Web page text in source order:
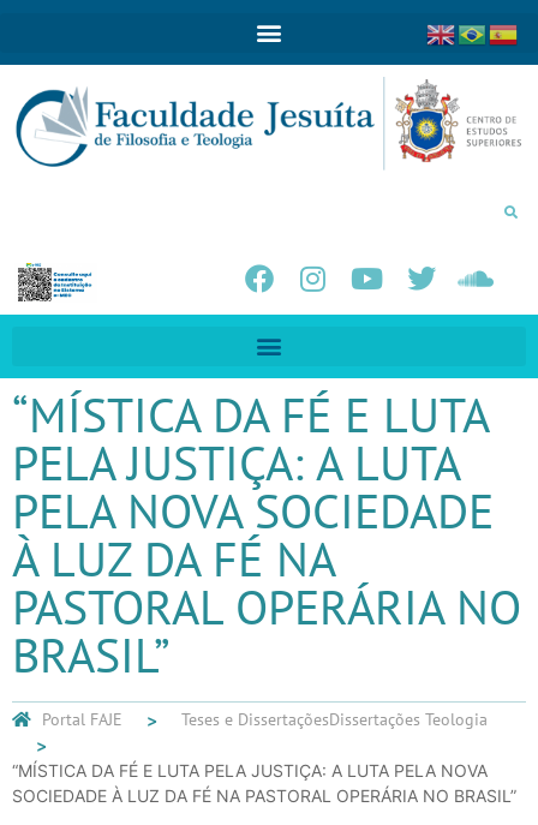
“MÍSTICA DA FÉ E LUTA
PELA JUSTIÇA: A LUTA
PELA NOVA SOCIEDADE
À LUZ DA FÉ NA
PASTORAL OPERÁRIA NO
BRASIL”
Portal FAJE Teses e DissertaçõesDissertações Teologia
“MÍSTICA DA FÉ E LUTA PELA JUSTIÇA: A LUTA PELA NOVA
SOCIEDADE À LUZ DA FÉ NA PASTORAL OPERÁRIA NO BRASIL”